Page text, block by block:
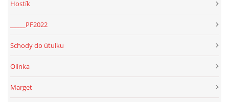
Hostík
_____PF2022
Schody do útulku
Olinka
Marget